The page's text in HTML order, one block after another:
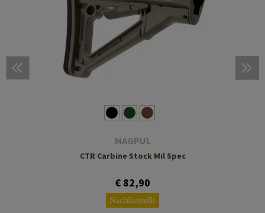
MAGPUL
CTR Carbine Stock Mil Spec
€ 82,90
Nachbestellt